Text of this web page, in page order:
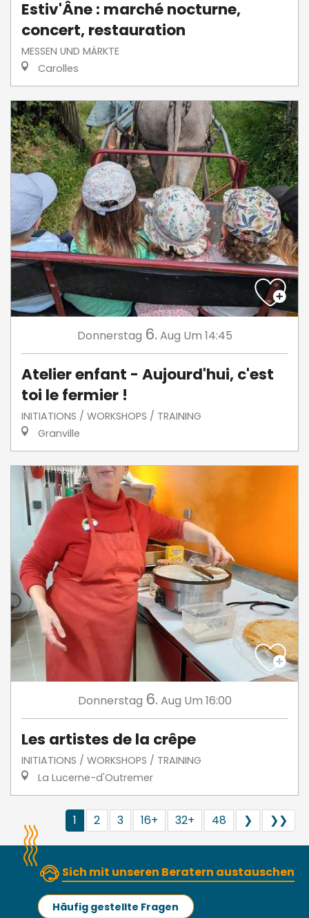
Estiv'Âne : marché nocturne,
concert, restauration
MESSEN UND MÄRKTE
Carolles
Donnerstag 6. Aug Um 14:45
Atelier enfant - Aujourd'hui, c'est
toi le fermier !
INITIATIONS / WORKSHOPS / TRAINING
Granville
Donnerstag 6. Aug Um 16:00
Les artistes de la crêpe
INITIATIONS / WORKSHOPS / TRAINING
La Lucerne-d'Outremer
1 2 3 16+ 32+ 48 ❯ ❯❯
Sich mit unseren Beratern austauschen
Häufig gestellte Fragen